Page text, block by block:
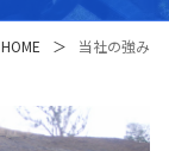
HOME ＞ 当社の強み